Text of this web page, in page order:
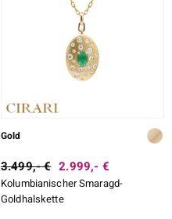
Gold
3.499,- € 2.999,- €
Kolumbianischer Smaragd-
Goldhalskette